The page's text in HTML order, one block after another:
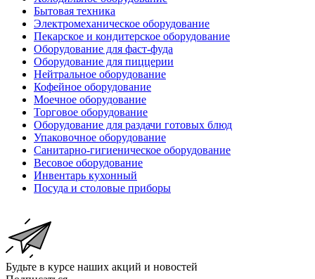
Бытовая техника
Электромеханическое оборудование
Пекарское и кондитерское оборудование
Оборудование для фаст-фуда
Оборудование для пиццерии
Нейтральное оборудование
Кофейное оборудование
Моечное оборудование
Торговое оборудование
Оборудование для раздачи готовых блюд
Упаковочное оборудование
Санитарно-гигиеническое оборудование
Весовое оборудование
Инвентарь кухонный
Посуда и столовые приборы
Будьте в курсе наших акций и новостей